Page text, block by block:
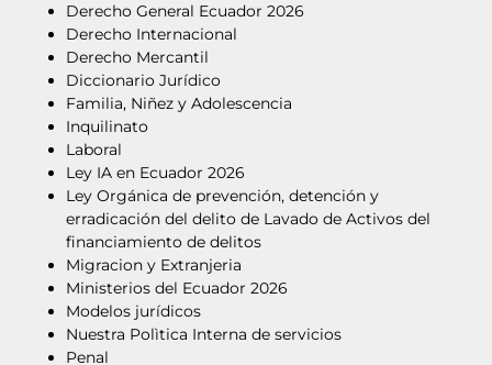
Derecho General Ecuador 2026
Derecho Internacional
Derecho Mercantil
Diccionario Jurídico
Familia, Niñez y Adolescencia
Inquilinato
Laboral
Ley IA en Ecuador 2026
Ley Orgánica de prevención, detención y
erradicación del delito de Lavado de Activos del
financiamiento de delitos
Migracion y Extranjeria
Ministerios del Ecuador 2026
Modelos jurídicos
Nuestra Polìtica Interna de servicios
Penal